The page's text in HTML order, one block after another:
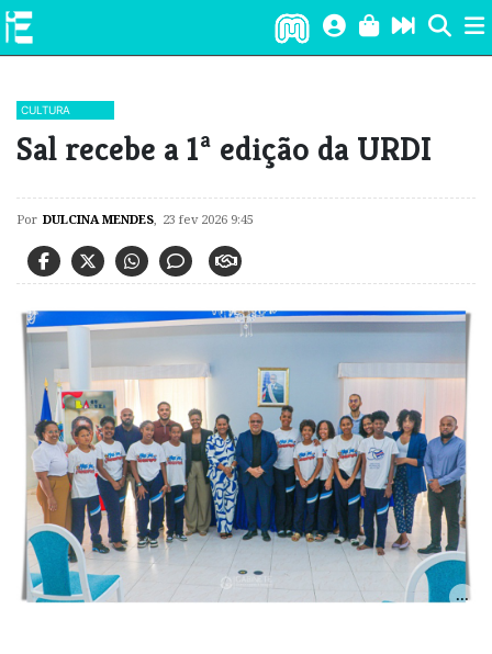
CULTURA
​Sal recebe a 1ª edição da URDI
Por DULCINA MENDES, 23 fev 2026 9:45